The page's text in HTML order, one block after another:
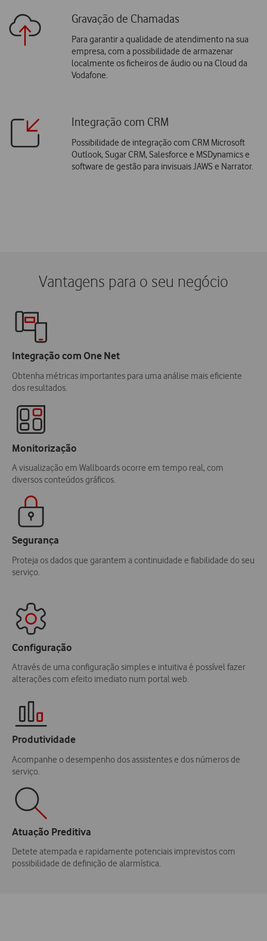
Gravação de Chamadas
Para garantir a qualidade de atendimento na sua
empresa, com a possibilidade de armazenar
localmente os ficheiros de áudio ou na Cloud da
Vodafone.
Integração com CRM
Possibilidade de integração com CRM Microsoft
Outlook, Sugar CRM, Salesforce e MSDynamics e
software de gestão para invisuais JAWS e Narrator.
Vantagens para o seu negócio
Integração com One Net
Obtenha métricas importantes para uma análise mais eficiente
dos resultados.
Monitorização
A visualização em Wallboards ocorre em tempo real, com
diversos conteúdos gráficos.
Segurança
Proteja os dados que garantem a continuidade e fiabilidade do seu
serviço.
Configuração
Através de uma configuração simples e intuitiva é possível fazer
alterações com efeito imediato num portal web.
Produtividade
Acompanhe o desempenho dos assistentes e dos números de
serviço.
Atuação Preditiva
Detete atempada e rapidamente potenciais imprevistos com
possibilidade de definição de alarmística.